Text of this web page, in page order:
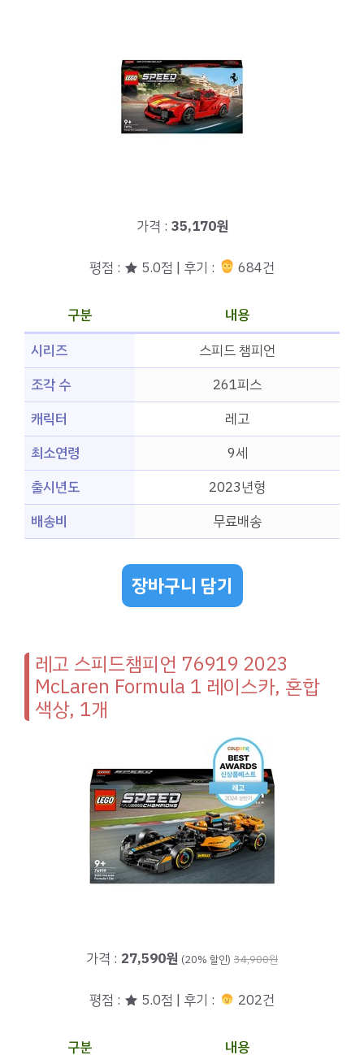
가격 : 35,170원
평점 : ★ 5.0점 | 후기 : 684건
구분
내용
시리즈
스피드 챔피언
조각 수
261피스
캐릭터
레고
최소연령
9세
출시년도
2023년형
배송비
무료배송
장바구니 담기
레고 스피드챔피언 76919 2023
McLaren Formula 1 레이스카, 혼합
색상, 1개
가격 : 27,590원 (20% 할인) 34,900원
평점 : ★ 5.0점 | 후기 : 202건
구분 내용